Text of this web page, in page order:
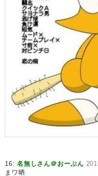
16:名無しさん＠おーぷん
まワ晒